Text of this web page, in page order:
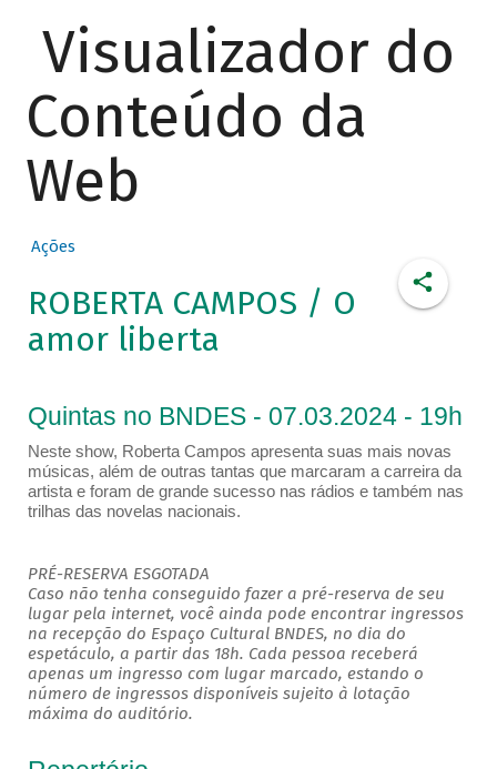
Visualizador do
Conteúdo da
Web
Ações
ROBERTA CAMPOS / O
amor liberta
Quintas no BNDES - 07.03.2024 - 19h
Neste show, Roberta Campos apresenta suas mais novas
músicas, além de outras tantas que marcaram a carreira da
artista e foram de grande sucesso nas rádios e também nas
trilhas das novelas nacionais.
PRÉ-RESERVA ESGOTADA
Caso não tenha conseguido fazer a pré-reserva de seu
lugar pela internet, você ainda pode encontrar ingressos
na recepção do Espaço Cultural BNDES, no dia do
espetáculo, a partir das 18h. Cada pessoa receberá
apenas um ingresso com lugar marcado, estando o
número de ingressos disponíveis sujeito à lotação
máxima do auditório.